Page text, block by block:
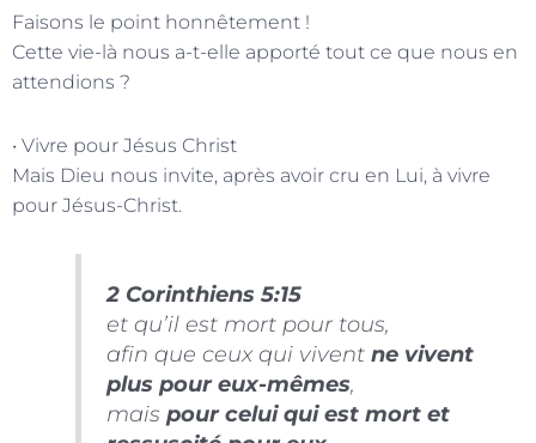
Faisons le point honnêtement !
Cette vie-là nous a-t-elle apporté tout ce que nous en
attendions ?
• Vivre pour Jésus Christ
Mais Dieu nous invite, après avoir cru en Lui, à vivre
pour Jésus-Christ.
2 Corinthiens 5:15
et qu’il est mort pour tous,
afin que ceux qui vivent ne vivent
plus pour eux-mêmes,
mais pour celui qui est mort et